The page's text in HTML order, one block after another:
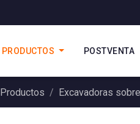
PRODUCTOS POSTVENTA
Productos Excavadoras